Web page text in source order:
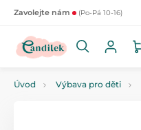
Zavolejte nám (Po-Pá 10-16)
Úvod Výbava pro děti